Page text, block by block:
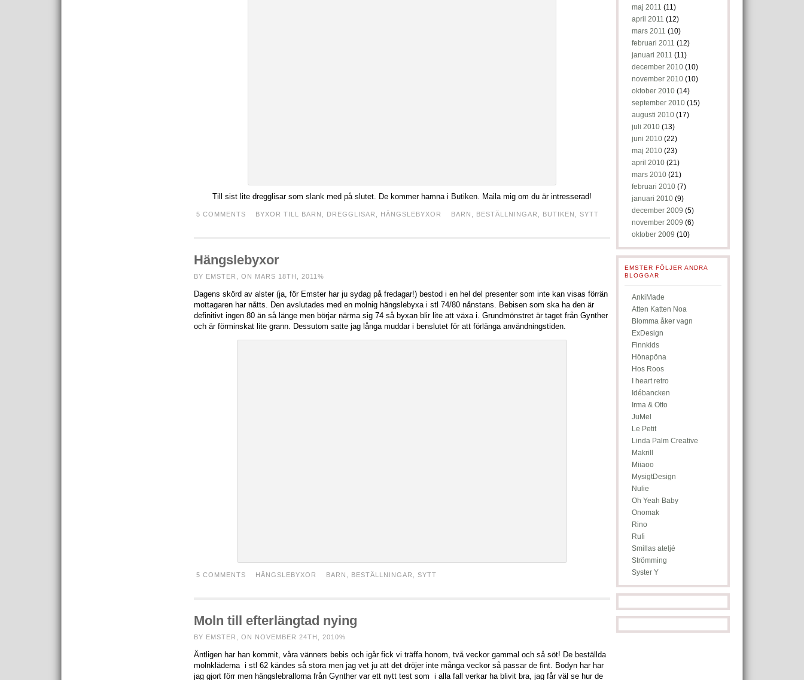
Till sist lite dregglisar som slank med på slutet. De kommer hamna i Butiken. Maila mig om du är intresserad!
5 COMMENTS BYXOR TILL BARN DREGGLISAR HÄNGSLEBYXOR BARN BESTÄLLNINGAR BUTIKEN SYTT
Hängslebyxor
BY EMSTER, ON MARS 18TH, 2011%
Dagens skörd av alster (ja, för Emster har ju sydag på fredagar!) bestod i en hel del presenter som inte kan visas förrän
mottagaren har nåtts. Den avslutades med en molnig hängslebyxa i stl 74/80 nånstans. Bebisen som ska ha den är
definitivt ingen 80 än så länge men börjar närma sig 74 så byxan blir lite att växa i. Grundmönstret är taget från Gynther
och är förminskat lite grann. Dessutom satte jag långa muddar i benslutet för att förlänga användningstiden.
5 COMMENTS HÄNGSLEBYXOR BARN BESTÄLLNINGAR SYTT
Moln till efterlängtad nying
BY EMSTER, ON NOVEMBER 24TH, 2010%
Äntligen har han kommit, våra vänners bebis och igår fick vi träffa honom, två veckor gammal och så söt! De beställda
molnkläderna i stl 62 kändes så stora men jag vet ju att det dröjer inte många veckor så passar de fint. Bodyn har har
jag gjort förr men hängslebrallorna från Gynther var ett nytt test som i alla fall verkar ha blivit bra, jag får väl se hur de
maj 2011 (11)
april 2011 (12)
mars 2011 (10)
februari 2011 (12)
januari 2011 (11)
december 2010 (10)
november 2010 (10)
oktober 2010 (14)
september 2010 (15)
augusti 2010 (17)
juli 2010 (13)
juni 2010 (22)
maj 2010 (23)
april 2010 (21)
mars 2010 (21)
februari 2010 (7)
januari 2010 (9)
december 2009 (5)
november 2009 (6)
oktober 2009 (10)
EMSTER FÖLJER ANDRA
BLOGGAR
AnkiMade
Atten Katten Noa
Blomma åker vagn
ExDesign
Finnkids
Hönapöna
Hos Roos
I heart retro
Idébancken
Irma & Otto
JuMel
Le Petit
Linda Palm Creative
Makrill
Miiaoo
MysigtDesign
Nulie
Oh Yeah Baby
Onomak
Rino
Rufi
Smillas ateljé
Strömming
Syster Y